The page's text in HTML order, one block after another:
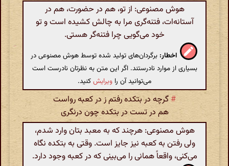
هوش مصنوعی: از تو، هم در حضورت، هم در
آستانه‌ات، فتنه‌گری مرا به چالش کشیده است و تو
خود می‌گویی چرا فتنه‌گر هستی.
اخطار: برگردان‌های تولید شده توسط هوش مصنوعی در
بسیاری از موارد نادرستند. اگر این متن به نظرتان نادرست است
می‌توانید آن را ویرایشکنید.
#گرچه در بتکده رفتم ز در کعبه رواست
هم در تست در بتکده چون درنگری
هوش مصنوعی: هرچند که به معبد بتان وارد شدم،
ولی رفتن به کعبه نیز جایز است. وقتی به بتکده نگاه
می‌کنی، واقعاً همانی را می‌بینی که در کعبه وجود دارد.